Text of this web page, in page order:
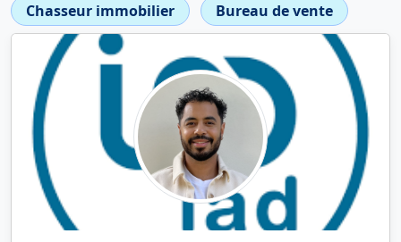
Chasseur immobilier
Bureau de vente